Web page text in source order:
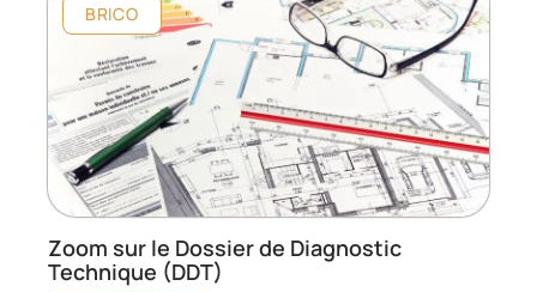
BRICO
Zoom sur le Dossier de Diagnostic
Technique (DDT)